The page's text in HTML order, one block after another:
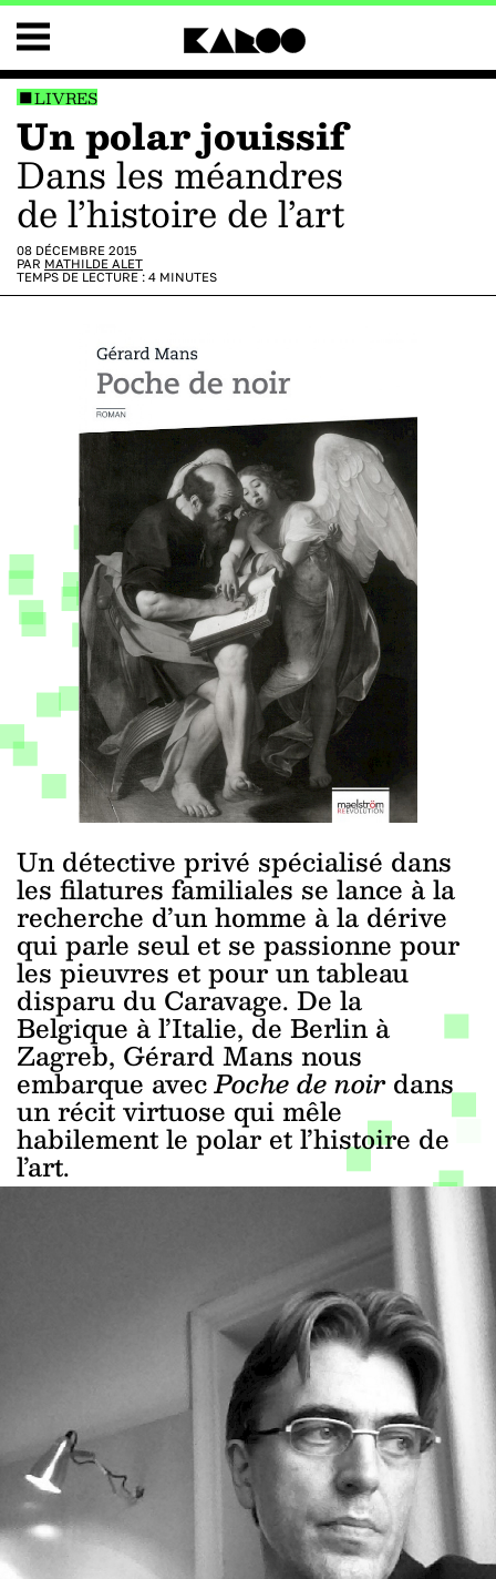
LIVRES
Un polar jouissif
dans les méandres
de l’histoire de l’art
08 DÉCEMBRE 2015
PAR MATHILDE ALET
TEMPS DE LECTURE : 4 MINUTES
Un détective privé spécialisé dans
les filatures familiales se lance à la
recherche d’un homme à la dérive
qui parle seul et se passionne pour
les pieuvres et pour un tableau
disparu du Caravage. De la
Belgique à l’Italie, de Berlin à
Zagreb, Gérard Mans nous
embarque avecPoche de noirdans
un récit virtuose qui mêle
habilement le polar et l’histoire de
l’art.